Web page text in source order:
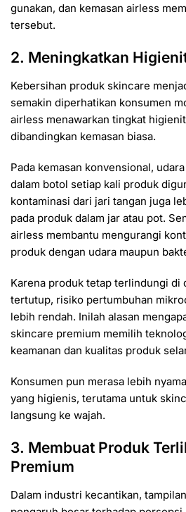
gunakan, dan kemasan airless
tersebut.
2. Meningkatkan
Kebersihan produk skincare
semakin diperhatikan konsumen
airless menawarkan tingkat
dibandingkan kemasan biasa.
Pada kemasan konvensional,
dalam botol setiap kali produk
kontaminasi dari jari tangan juga
pada produk dalam jar atau pot.
airless membantu mengurangi
produk dengan udara maupun
Karena produk tetap terlindungi di
tertutup, risiko pertumbuhan
lebih rendah. Inilah alasan
skincare premium memilih
keamanan dan kualitas produk
Konsumen pun merasa lebih
yang higienis, terutama untuk
langsung ke wajah.
3. Membuat Produk
Premium
Dalam industri kecantikan,